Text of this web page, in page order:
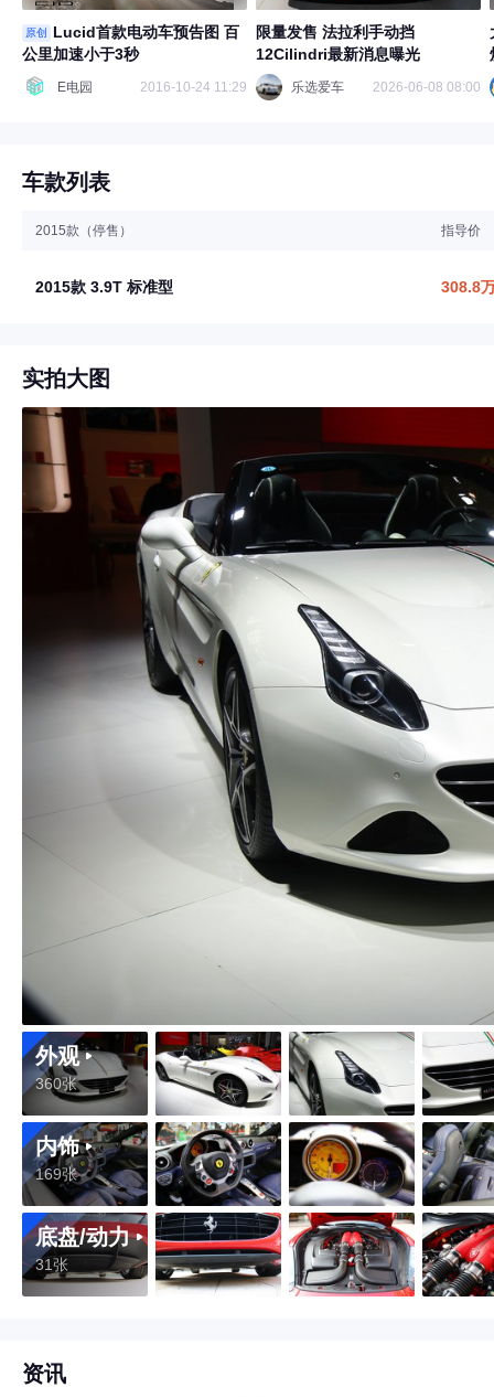
原创
Lucid首款电动车预告图 百
公里加速小于3秒
E电园 2016-10-24 11:29
限量发售 法拉利手动挡
12Cilindri最新消息曝光
乐选爱车 2026-06-08 08:00
车款列表
2015款（停售） 指导价
2015款 3.9T 标准型 308.8
实拍大图
外观
360张
内饰
169张
底盘/动力
31张
资讯